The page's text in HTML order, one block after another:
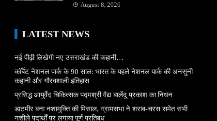
August 8, 2026
LATEST NEWS
नई पीढ़ी लिखेगी नए उत्तराखंड की कहानी…
कॉर्बेट नेशनल पार्क के 90 साल: भारत के पहले नेशनल पार्क की अनसुनी
कहानी और गौरवशाली इतिहास
प्रसिद्ध आयुर्वेद चिकित्सक पद्मश्री वैद्य बालेंदु प्रकाश का निधन
डाटमीर बना नशामुक्ति की मिसाल, ग्रामसभा ने शराब-चरस समेत सभी
नशीले पदार्थों पर लगाया पूर्ण प्रतिबंध